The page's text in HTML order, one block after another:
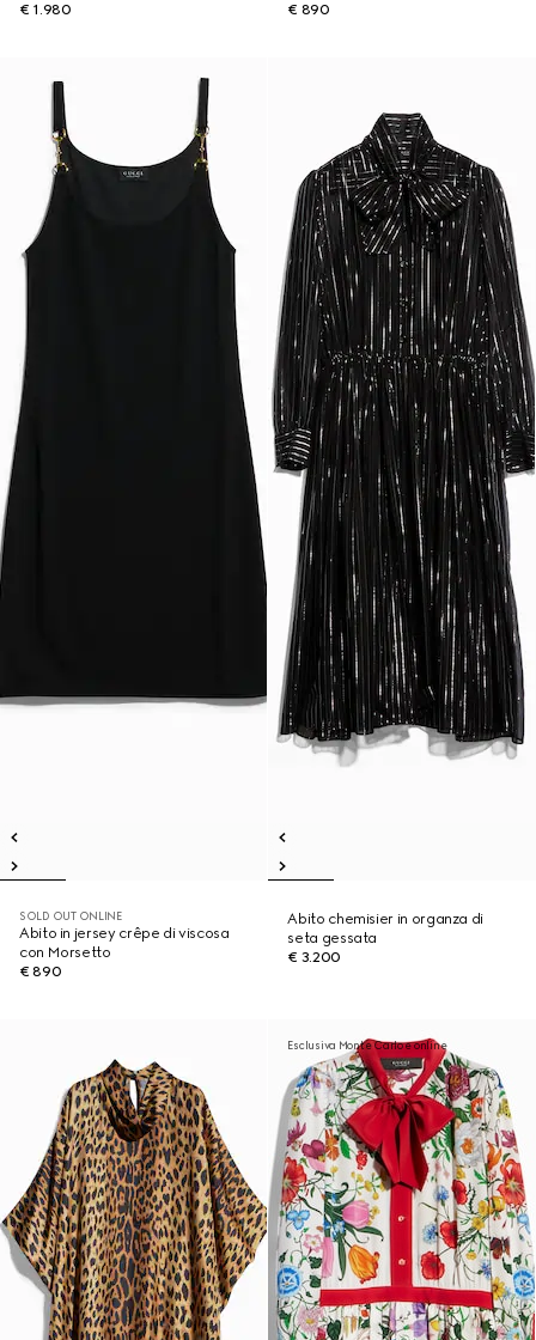
€ 1.980
€ 890
SOLD OUT ONLINE
Abito in jersey crêpe di viscosa
con Morsetto
€ 890
Abito chemisier in organza di
seta gessata
€ 3.200
Esclusiva Monte Carlo e online